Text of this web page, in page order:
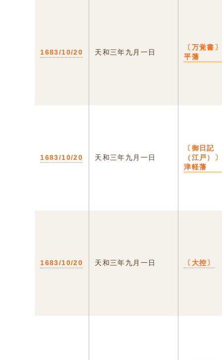
1683/10/20 天和三年九月一日
〔万覚書〕
平藩
1683/10/20 天和三年九月一日
〔御日記
（江戸）〕
津軽藩
1683/10/20 天和三年九月一日 〔大控〕